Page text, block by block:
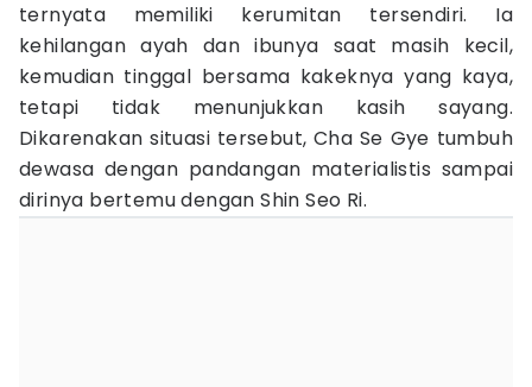
ternyata memiliki kerumitan tersendiri. Ia
kehilangan ayah dan ibunya saat masih kecil,
kemudian tinggal bersama kakeknya yang kaya,
tetapi tidak menunjukkan kasih sayang.
Dikarenakan situasi tersebut, Cha Se Gye tumbuh
dewasa dengan pandangan materialistis sampai
dirinya bertemu dengan Shin Seo Ri.